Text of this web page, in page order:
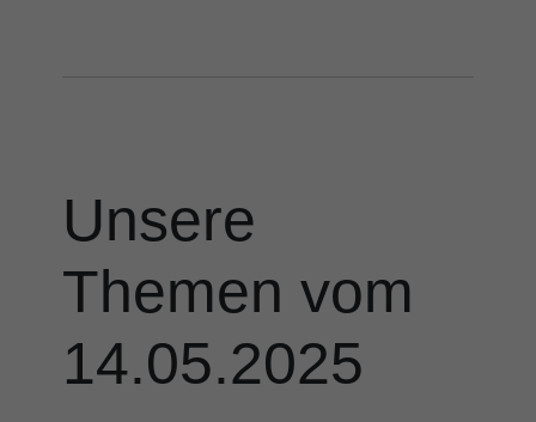
Unsere
Themen vom
14.05.2025